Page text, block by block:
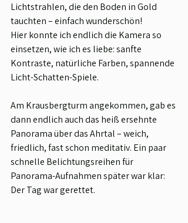
Lichtstrahlen, die den Boden in Gold
tauchten – einfach wunderschön!
Hier konnte ich endlich die Kamera so
einsetzen, wie ich es liebe: sanfte
Kontraste, natürliche Farben, spannende
Licht-Schatten-Spiele.
Am Krausbergturm angekommen, gab es
dann endlich auch das heiß ersehnte
Panorama über das Ahrtal – weich,
friedlich, fast schon meditativ. Ein paar
schnelle Belichtungsreihen für
Panorama-Aufnahmen später war klar:
Der Tag war gerettet.